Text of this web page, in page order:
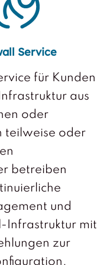
Service
für Kunden
aus
oder
teilweise oder
betreiben
und
Infrastruktur mit
zur